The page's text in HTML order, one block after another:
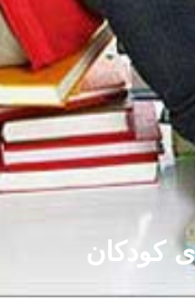
کودکان